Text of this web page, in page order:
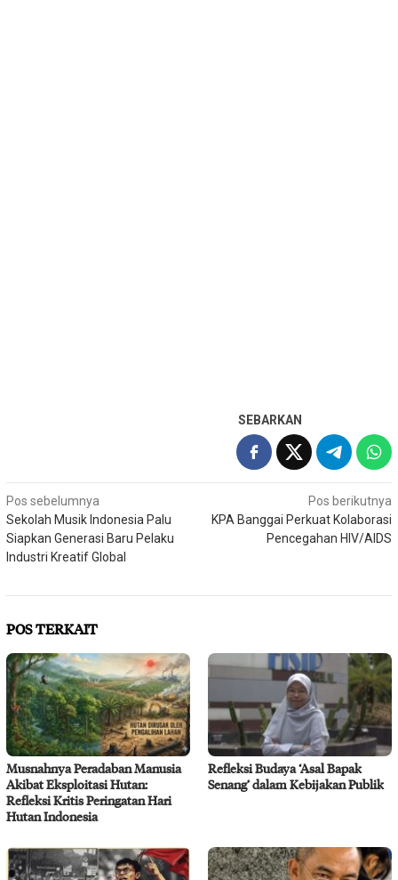
SEBARKAN
Navigasi
pos
Pos sebelumnya
Sekolah Musik Indonesia Palu
Siapkan Generasi Baru Pelaku
Industri Kreatif Global
Pos berikutnya
KPA Banggai Perkuat Kolaborasi
Pencegahan HIV/AIDS
POS TERKAIT
Musnahnya Peradaban Manusia
Akibat Eksploitasi Hutan:
Refleksi Kritis Peringatan Hari
Hutan Indonesia
Refleksi Budaya ‘Asal Bapak
Senang’ dalam Kebijakan Publik